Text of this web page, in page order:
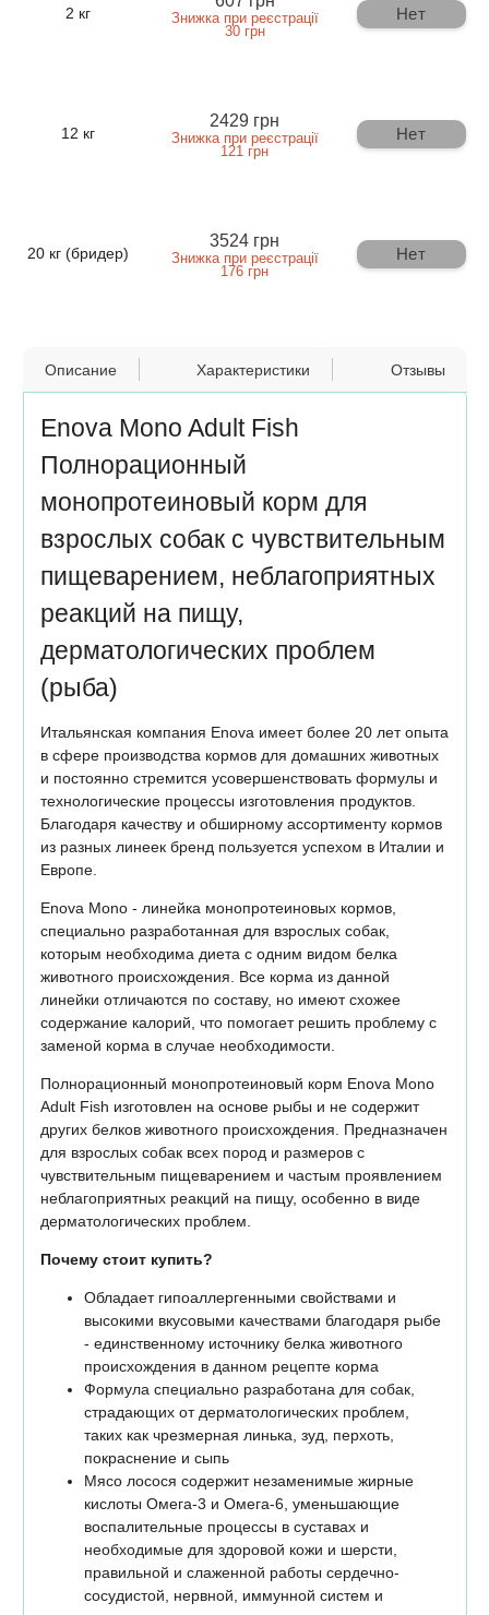
2 кг
Знижка при реєстрації
30 грн
Нет
12 кг
2429 грн
Знижка при реєстрації
121 грн
Нет
20 кг (бридер)
3524 грн
Знижка при реєстрації
176 грн
Нет
Описание Характеристики Отзывы
Enova Mono Adult Fish
Полнорационный
монопротеиновый корм для
взрослых собак с чувствительным
пищеварением, неблагоприятных
реакций на пищу,
дерматологических проблем
(рыба)
Итальянская компания Enova имеет более 20 лет опыта
в сфере производства кормов для домашних животных
и постоянно стремится усовершенствовать формулы и
технологические процессы изготовления продуктов.
Благодаря качеству и обширному ассортименту кормов
из разных линеек бренд пользуется успехом в Италии и
Европе.
Enova Mono - линейка монопротеиновых кормов,
специально разработанная для взрослых собак,
которым необходима диета с одним видом белка
животного происхождения. Все корма из данной
линейки отличаются по составу, но имеют схожее
содержание калорий, что помогает решить проблему с
заменой корма в случае необходимости.
Полнорационный монопротеиновый корм Enova Mono
Adult Fish изготовлен на основе рыбы и не содержит
других белков животного происхождения. Предназначен
для взрослых собак всех пород и размеров с
чувствительным пищеварением и частым проявлением
неблагоприятных реакций на пищу, особенно в виде
дерматологических проблем.
Почему стоит купить?
Обладает гипоаллергенными свойствами и
высокими вкусовыми качествами благодаря рыбе
- единственному источнику белка животного
происхождения в данном рецепте корма
Формула специально разработана для собак,
страдающих от дерматологических проблем,
таких как чрезмерная линька, зуд, перхоть,
покраснение и сыпь
Мясо лосося содержит незаменимые жирные
кислоты Омега-3 и Омега-6, уменьшающие
воспалительные процессы в суставах и
необходимые для здоровой кожи и шерсти,
правильной и слаженной работы сердечно-
сосудистой, нервной, иммунной систем и